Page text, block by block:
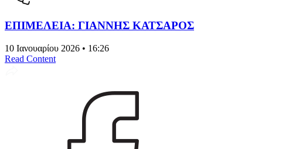
ΕΠΙΜΕΛΕΙΑ: ΓΙΑΝΝΗΣ ΚΑΤΣΑΡΟΣ
10 Ιανουαρίου 2026 • 16:26
Read Content